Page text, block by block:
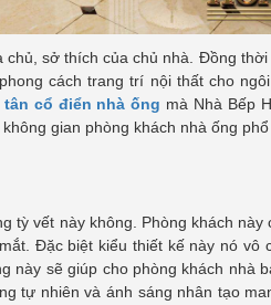
sở thích của chủ nhà. Đồng
cách trang trí nội thất cho
cổ điển nhà ống mà Nhà Bếp
gian phòng khách nhà ống
tỳ vết này không. Phòng khách này
Đặc biệt kiểu thiết kế này nó vô
này sẽ giúp cho phòng khách nhà
tự nhiên và ánh sáng nhân tạo